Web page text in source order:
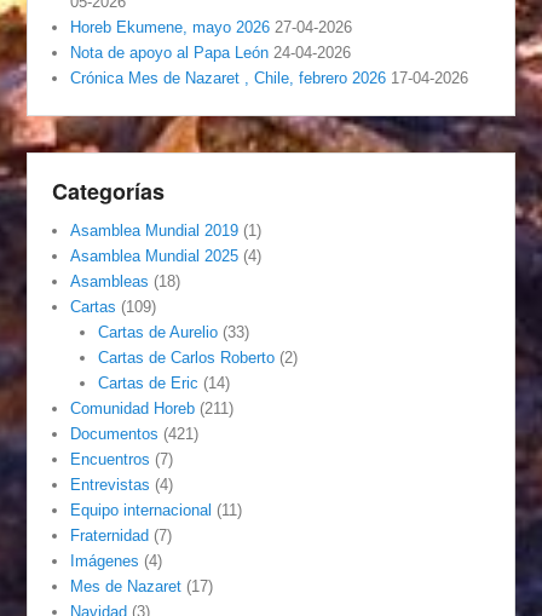
Horeb Ekumene, mayo 2026 27-04-2026
Nota de apoyo al Papa León 24-04-2026
Crónica Mes de Nazaret , Chile, febrero 2026 17-04-2026
Categorías
Asamblea Mundial 2019 (1)
Asamblea Mundial 2025 (4)
Asambleas (18)
Cartas (109)
Cartas de Aurelio(33)
Cartas de Carlos Roberto(2)
Cartas de Eric (14)
Comunidad Horeb (211)
Documentos (421)
Encuentros (7)
Entrevistas (4)
Equipo internacional (11)
Fraternidad (7)
Imágenes (4)
Mes de Nazaret (17)
Navidad (3)